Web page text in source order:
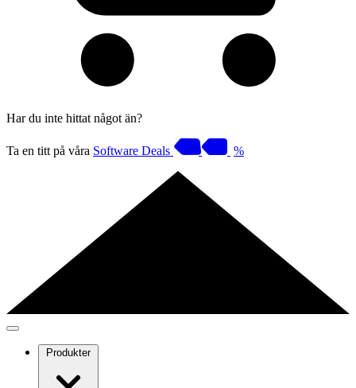
Har du inte hittat något än?
Ta en titt på våra Software Deals %
Produkter